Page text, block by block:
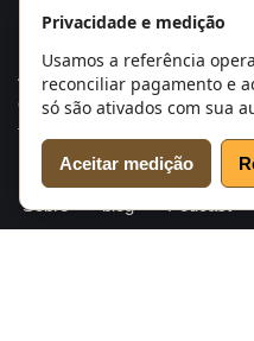
Somata
A tradição e conhecimento se
capazes de compreender
transformar realidades.
Início Cursos Agendar
Sobre
blog Podcast
Privacidade e medição
Usamos a referência
reconciliar pagamento e
só são ativados com sua
Aceitar medição